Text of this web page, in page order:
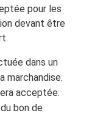
pour les
devant être
dans un
marchandise.
acceptée.
bon de